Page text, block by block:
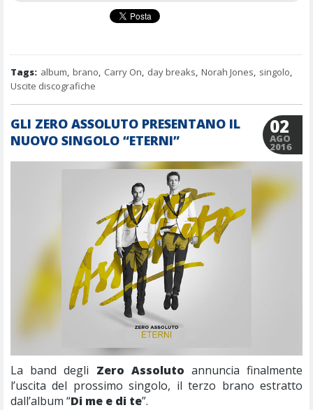
Tags: album brano Carry On day breaks Norah Jones singolo
Uscite discografiche
GLI ZERO ASSOLUTO PRESENTANO IL
NUOVO SINGOLO “ETERNI”
02
AGO
2016
La band degli Zero Assoluto annuncia finalmente
l’uscita del prossimo singolo, il terzo brano estratto
dall’album “Di me e di te”.